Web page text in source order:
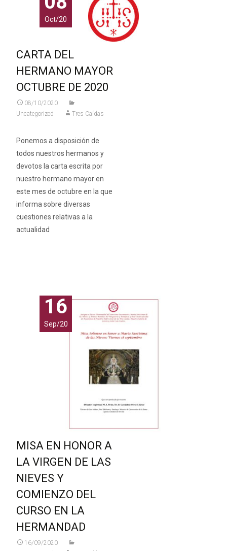
Oct/20
CARTA DEL
HERMANO MAYOR
OCTUBRE DE 2020
08/10/2020
Uncategorized
Tres Caídas
Ponemos a disposición de
todos nuestros hermanos y
devotos la carta escrita por
nuestro hermano mayor en
este mes de octubre en la que
informa sobre diversas
cuestiones relativas a la
actualidad
16
Sep/20
MISA EN HONOR A
LA VIRGEN DE LAS
NIEVES Y
COMIENZO DEL
CURSO EN LA
HERMANDAD
16/09/2020